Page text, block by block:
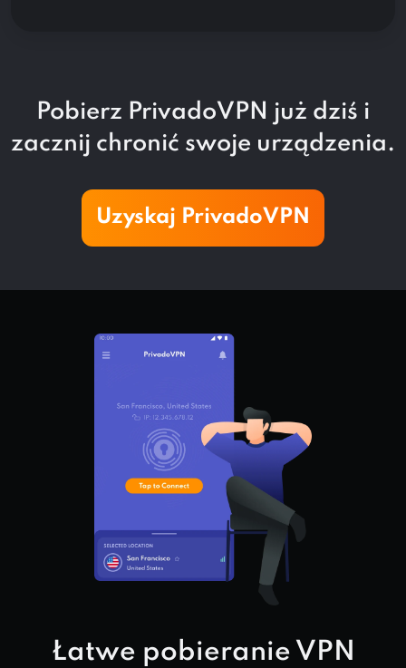
Pobierz PrivadoVPN już dziś i
zacznij chronić swoje urządzenia.
Uzyskaj PrivadoVPN
Łatwe pobieranie VPN